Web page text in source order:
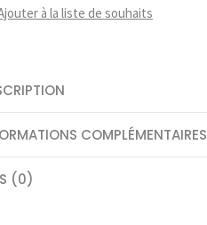
à la liste de souhaits
COMPLÉMENTAIRES
(0)